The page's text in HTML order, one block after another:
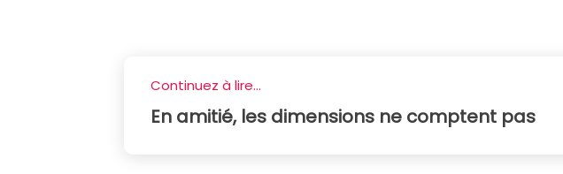
Continuez à lire...
En amitié, les dimensions ne comptent pas